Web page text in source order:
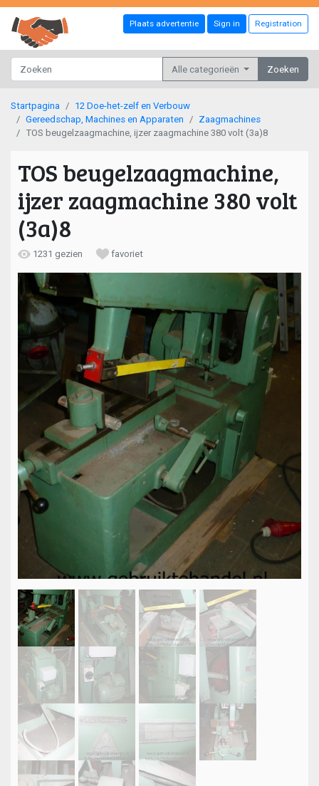
Plaats advertentie Sign in Registration
Alle categorieën Zoeken
Startpagina
12 Doe-het-zelf en Verbouw
Gereedschap, Machines en Apparaten
Zaagmachines
TOS beugelzaagmachine, ijzer zaagmachine 380 volt (3a)8
TOS beugelzaagmachine,
ijzer zaagmachine 380 volt
(3a)8
1231 gezien favoriet